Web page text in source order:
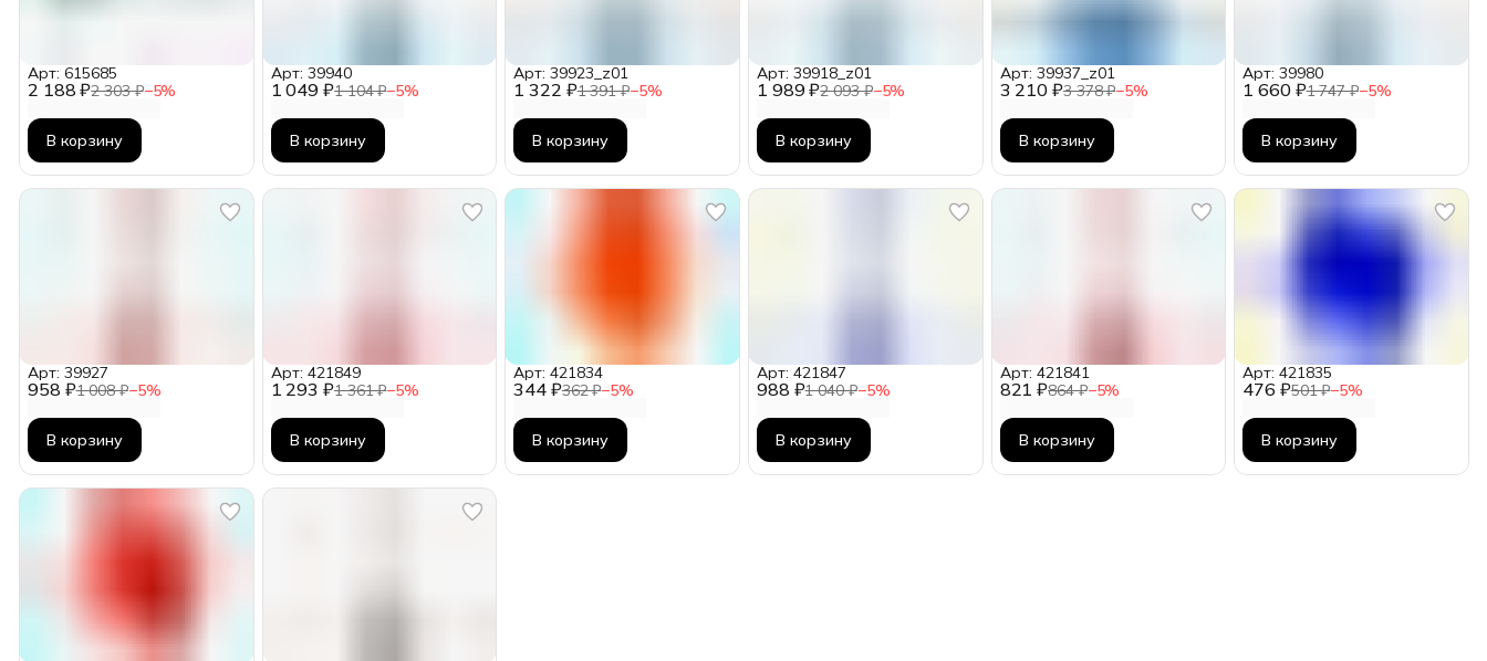
2 188 ₽2 303 ₽−5%
Арт: 615685
В корзину
1 049 ₽1 104 ₽−5%
Арт: 39940
В корзину
1 322 ₽1 391 ₽−5%
Арт: 39923_z01
В корзину
1 989 ₽2 093 ₽−5%
Арт: 39918_z01
В корзину
3 210 ₽3 378 ₽−5%
Арт: 39937_z01
В корзину
1 660 ₽1 747 ₽−5%
Арт: 39980
В корзину
958 ₽1 008 ₽−5%
Арт: 39927
В корзину
1 293 ₽1 361 ₽−5%
Арт: 421849
В корзину
344 ₽362 ₽−5%
Арт: 421834
В корзину
988 ₽1 040 ₽−5%
Арт: 421847
В корзину
821 ₽864 ₽−5%
Арт: 421841
В корзину
476 ₽501 ₽−5%
Арт: 421835
В корзину